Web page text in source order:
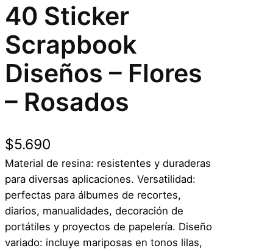
40 Sticker
Scrapbook
Diseños – Flores
– Rosados
$5.690
Material de resina: resistentes y duraderas
para diversas aplicaciones. Versatilidad:
perfectas para álbumes de recortes,
diarios, manualidades, decoración de
portátiles y proyectos de papelería. Diseño
variado: incluye mariposas en tonos lilas,